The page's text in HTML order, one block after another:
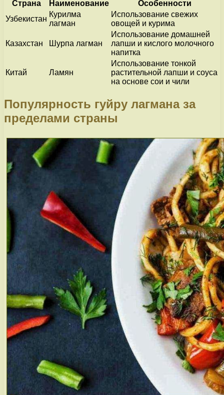
Страна Наименование
Особенности
Узбекистан
Курилма
лагман
Использование свежих
овощей и курима
Казахстан Шурпа лагман
Использование домашней
лапши и кислого молочного
напитка
Китай Ламян
Использование тонкой
растительной лапши и соуса
на основе сои и чили
Популярность гуйру лагмана за
пределами страны